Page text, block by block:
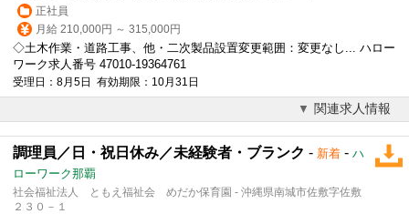
正社員
月給 210,000円 ～ 315,000円
◇土木作業・道路工事、他・二次製品設置変更範囲：変更なし... ハロー
ワーク求人番号 47010-19364761
受理日：8月5日 有効期限：10月31日
関連求人情報
調理員／日・祝日休み／未経験者・ブランク - 新着 - ハ
ローワーク那覇
社会福祉法人 ともえ福祉会 めだか保育園 - 沖縄県南城市佐敷字佐敷
２３０－１